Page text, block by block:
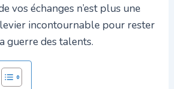
vos échanges n’est plus une
levier incontournable pour rester
guerre des talents.